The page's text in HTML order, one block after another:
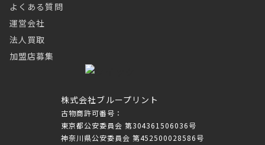
株式会社ブループリント
古物商許可番号：
東京都公安委員会 第304361506036号
神奈川県公安委員会 第452500028586号
よくある質問
運営会社
法人買取
加盟店募集